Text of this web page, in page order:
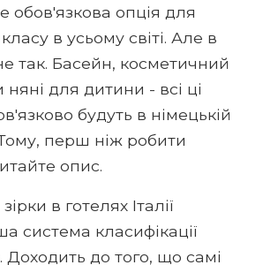
обов'язкова опція для
в усьому світі. Але в
так. Басейн, косметичний
для дитини - всі ці
будуть в німецькій
Тому, перш ніж робити
опис.
в готелях Італії
система класифікації
Доходить до того, що самі